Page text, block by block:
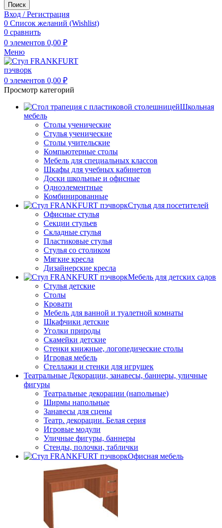
Поиск
Вход / Регистрация
0 Список желаний (Wishlist)
0 сравнить
0 элементов 0,00 ₽
Меню
0 элементов 0,00 ₽
Просмотр категорий
Школьная
мебель
Столы ученические
Стулья ученические
Столы учительские
Компьютерные столы
Мебель для специальных классов
Шкафы для учебных кабинетов
Доски школьные и офисные
Одноэлементные
Комбинированные
Стулья для посетителей
Офисные стулья
Секции стульев
Складные стулья
Пластиковые стулья
Стулья со столиком
Мягкие кресла
Дизайнерские кресла
Мебель для детских садов
Стулья детские
Столы
Кровати
Мебель для ванной и туалетной комнаты
Шкафчики детские
Уголки природы
Скамейки детские
Стенки книжные, логопедические столы
Игровая мебель
Стеллажи и стенки для игрушек
Театральные Декорации, занавесы, баннеры, уличные
фигуры
Театральные декорации (напольные)
Ширмы напольные
Занавесы для сцены
Театр. декорации. Белая серия
Игровые модули
Уличные фигуры, баннеры
Стенды, полочки, таблички
Офисная мебель